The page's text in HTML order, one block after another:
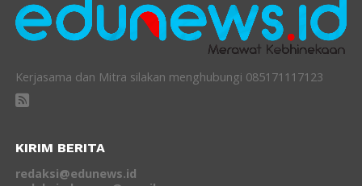
Kerjasama dan Mitra silakan menghubungi 085171117123
KIRIM BERITA
redaksi@edunews.id